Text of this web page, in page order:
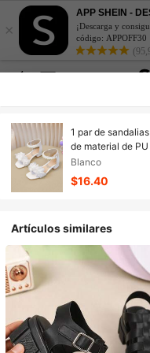
×
APP SHEIN -
¡Descarga y
código: APPOFF30
1 par de
de material de
diario y fiestas de
Blanco
$16.40
Artículos similares